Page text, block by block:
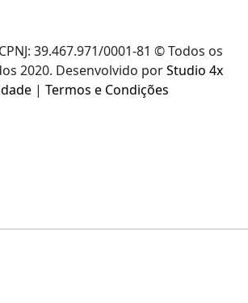
39.467.971/0001-81 © Todos os
2020. Desenvolvido porStudio 4x
| Termos e Condições